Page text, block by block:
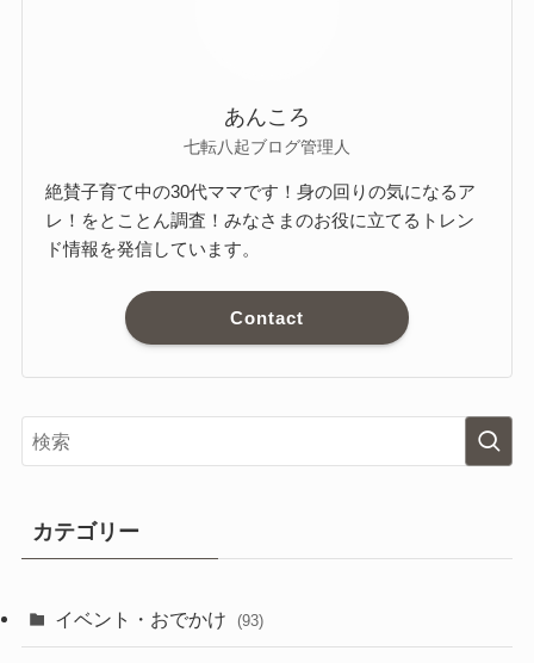
あんころ
七転八起ブログ管理人
絶賛子育て中の30代ママです！身の回りの気になるア
レ！をとことん調査！みなさまのお役に立てるトレン
ド情報を発信しています。
Contact
カテゴリー
イベント・おでかけ (93)